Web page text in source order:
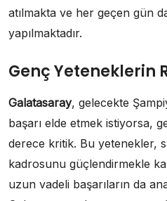
atılmakta ve her geçen gün
yapılmaktadır.
Genç Yeteneklerin
Galatasaray, gelecekte
başarı elde etmek istiyorsa,
derece kritik. Bu yetenekler,
kadrosunu güçlendirmekle
uzun vadeli başarıların da